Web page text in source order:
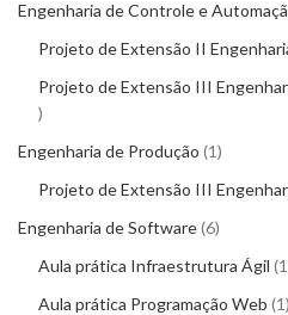
Engenharia de Controle e
Projeto de Extensão II
Projeto de Extensão III
Engenharia de Produção 1
Projeto de Extensão III
Engenharia de Software 6
Aula prática Infraestrutura Ágil 1
Aula prática Programação Web 1